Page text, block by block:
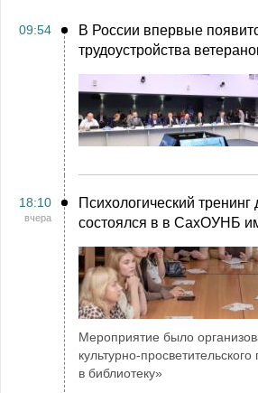
09:54
В России впервые
трудоустройства
18:10
вчера
Психологический тренинг
состоялся в в СахОУНБ
Мероприятие было
культурно-
в библиотеку»